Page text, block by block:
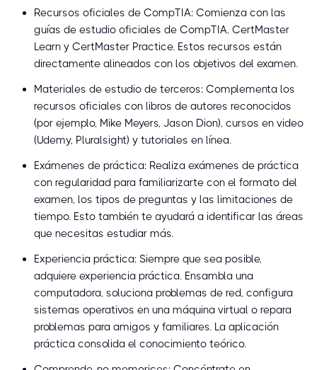
Recursos oficiales de CompTIA: Comienza con las
guías de estudio oficiales de CompTIA, CertMaster
Learn y CertMaster Practice. Estos recursos están
directamente alineados con los objetivos del examen.
Materiales de estudio de terceros: Complementa los
recursos oficiales con libros de autores reconocidos
(por ejemplo, Mike Meyers, Jason Dion), cursos en video
(Udemy, Pluralsight) y tutoriales en línea.
Exámenes de práctica: Realiza exámenes de práctica
con regularidad para familiarizarte con el formato del
examen, los tipos de preguntas y las limitaciones de
tiempo. Esto también te ayudará a identificar las áreas
que necesitas estudiar más.
Experiencia práctica: Siempre que sea posible,
adquiere experiencia práctica. Ensambla una
computadora, soluciona problemas de red, configura
sistemas operativos en una máquina virtual o repara
problemas para amigos y familiares. La aplicación
práctica consolida el conocimiento teórico.